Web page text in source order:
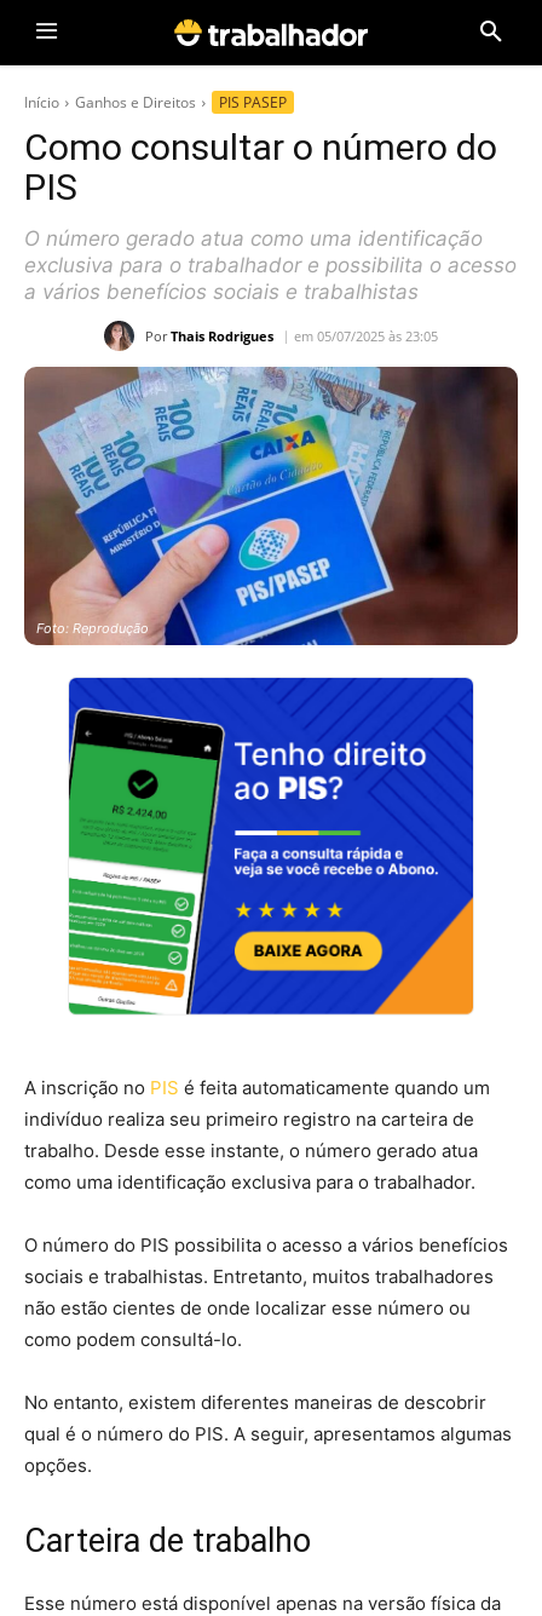
Início Ganhos e Direitos PIS PASEP
Como consultar o número do
PIS
O número gerado atua como uma identificação
exclusiva para o trabalhador e possibilita o acesso
a vários benefícios sociais e trabalhistas
Por Thais Rodrigues em 05/07/2025 às 23:05
Foto: Reprodução
A inscrição no PIS é feita automaticamente quando um
indivíduo realiza seu primeiro registro na carteira de
trabalho. Desde esse instante, o número gerado atua
como uma identificação exclusiva para o trabalhador.
O número do PIS possibilita o acesso a vários benefícios
sociais e trabalhistas. Entretanto, muitos trabalhadores
não estão cientes de onde localizar esse número ou
como podem consultá-lo.
No entanto, existem diferentes maneiras de descobrir
qual é o número do PIS. A seguir, apresentamos algumas
opções.
Carteira de trabalho
Esse número está disponível apenas na versão física da